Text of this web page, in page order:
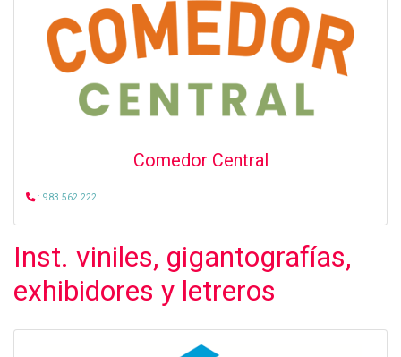
Comedor Central
: 983 562 222
Inst. viniles, gigantografías,
exhibidores y letreros